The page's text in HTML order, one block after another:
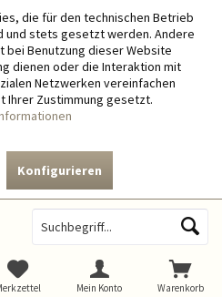
die für den technischen Betrieb
stets gesetzt werden. Andere
bei Benutzung dieser Website
dienen oder die Interaktion mit
Netzwerken vereinfachen
Ihrer Zustimmung gesetzt.
Konfigurieren
Warenkorb
Mein Konto